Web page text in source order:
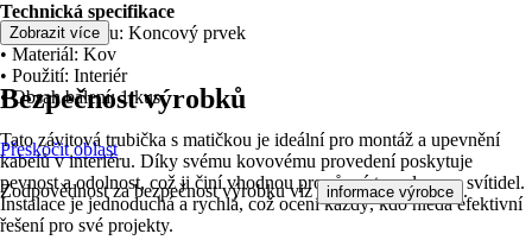
Technická specifikace
• Druh výrobku: Koncový prvek
• Materiál: Kov
• Použití: Interiér
• Obsah balení: 1 kus
Tato závitová trubička s matičkou je ideální pro montáž a upevnění
kabelů v interiéru. Díky svému kovovému provedení poskytuje
pevnost a odolnost, což ji činí vhodnou pro různé typy lamp a svítidel.
Instalace je jednoduchá a rychlá, což ocení každý, kdo hledá efektivní
řešení pro své projekty.
Zobrazit více
Bezpečnost výrobků
Přeskočit oblast
Zodpovědnost za bezpečnost výrobku viz informace výrobce .